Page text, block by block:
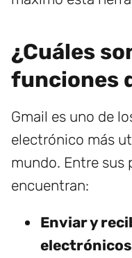
¿Cuáles
funciones
Gmail es uno de
electrónico más
mundo. Entre sus
encuentran:
Enviar y